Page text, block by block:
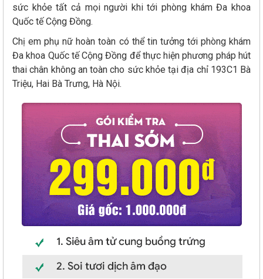
sức khỏe tất cả mọi người khi tới phòng khám Đa khoa
Quốc tế Cộng Đồng.
Chị em phụ nữ hoàn toàn có thể tin tưởng tới phòng khám
Đa khoa Quốc tế Cộng Đồng để thực hiện phương pháp hút
thai chân không an toàn cho sức khỏe tại địa chỉ 193C1 Bà
Triệu, Hai Bà Trưng, Hà Nội.